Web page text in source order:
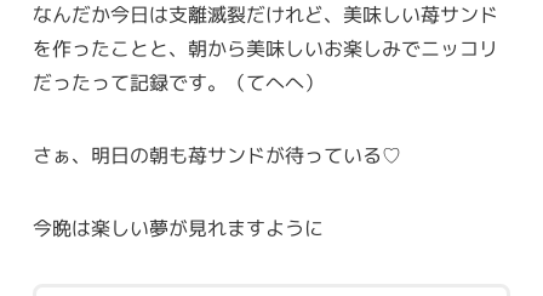
なんだか今日は支離滅裂だけれど、美味しい苺サンド
を作ったことと、朝から美味しいお楽しみでニッコリ
だったって記録です。（てへへ）
さぁ、明日の朝も苺サンドが待っている♡
今晩は楽しい夢が見れますように